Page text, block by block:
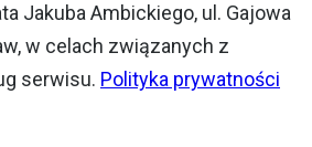
Jakuba Ambickiego, ul. Gajowa
w celach związanych z
serwisu. Polityka prywatności